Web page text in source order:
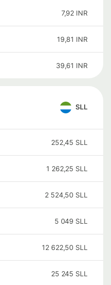
7,92 INR
19,81 INR
39,61 INR
SLL
252,45 SLL
1 262,25 SLL
2 524,50 SLL
5 049 SLL
12 622,50 SLL
25 245 SLL